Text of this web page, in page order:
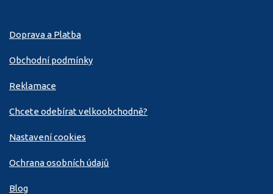
Doprava a Platba
Obchodní podmínky
Reklamace
Chcete odebírat velkoobchodně?
Nastavení cookies
Ochrana osobních údajů
Blog